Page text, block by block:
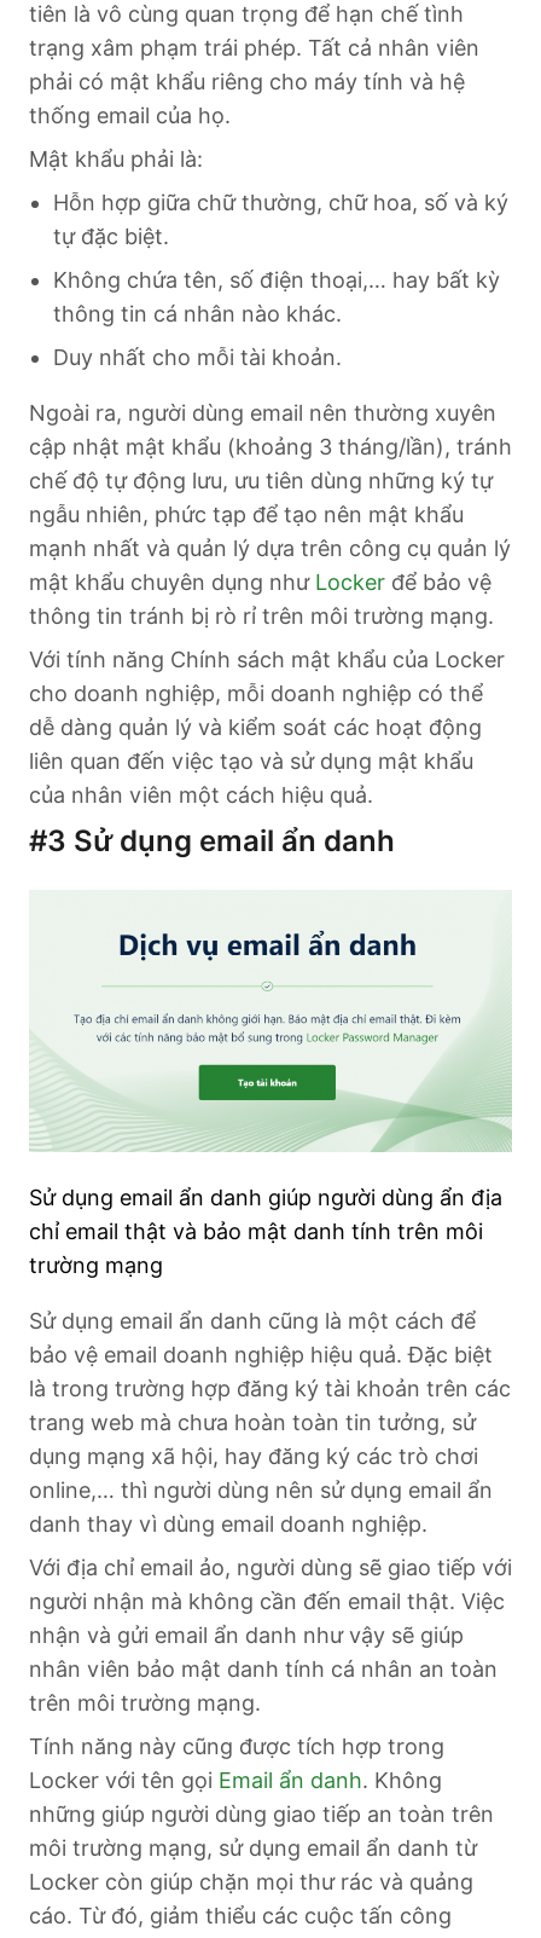
tiên là vô cùng quan trọng để hạn chế tình
trạng xâm phạm trái phép. Tất cả nhân viên
phải có mật khẩu riêng cho máy tính và hệ
thống email của họ.
Mật khẩu phải là:
Hỗn hợp giữa chữ thường, chữ hoa, số và ký
tự đặc biệt.
Không chứa tên, số điện thoại,… hay bất kỳ
thông tin cá nhân nào khác.
Duy nhất cho mỗi tài khoản.
Ngoài ra, người dùng email nên thường xuyên
cập nhật mật khẩu (khoảng 3 tháng/lần), tránh
chế độ tự động lưu, ưu tiên dùng những ký tự
ngẫu nhiên, phức tạp để tạo nên mật khẩu
mạnh nhất và quản lý dựa trên công cụ quản lý
mật khẩu chuyên dụng như Locker để bảo vệ
thông tin tránh bị rò rỉ trên môi trường mạng.
Với tính năng Chính sách mật khẩu của Locker
cho doanh nghiệp, mỗi doanh nghiệp có thể
dễ dàng quản lý và kiểm soát các hoạt động
liên quan đến việc tạo và sử dụng mật khẩu
của nhân viên một cách hiệu quả.
#3 Sử dụng email ẩn danh
Sử dụng email ẩn danh giúp người dùng ẩn địa
chỉ email thật và bảo mật danh tính trên môi
trường mạng
Sử dụng email ẩn danh cũng là một cách để
bảo vệ email doanh nghiệp hiệu quả. Đặc biệt
là trong trường hợp đăng ký tài khoản trên các
trang web mà chưa hoàn toàn tin tưởng, sử
dụng mạng xã hội, hay đăng ký các trò chơi
online,… thì người dùng nên sử dụng email ẩn
danh thay vì dùng email doanh nghiệp.
Với địa chỉ email ảo, người dùng sẽ giao tiếp với
người nhận mà không cần đến email thật. Việc
nhận và gửi email ẩn danh như vậy sẽ giúp
nhân viên bảo mật danh tính cá nhân an toàn
trên môi trường mạng.
Tính năng này cũng được tích hợp trong
Locker với tên gọi Email ẩn danh. Không
những giúp người dùng giao tiếp an toàn trên
môi trường mạng, sử dụng email ẩn danh từ
Locker còn giúp chặn mọi thư rác và quảng
cáo. Từ đó, giảm thiểu các cuộc tấn công